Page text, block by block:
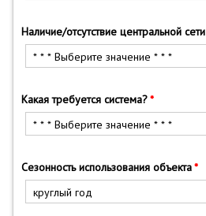
Наличие/отсутствие центральной сети
Какая требуется система?
Сезонность использования объекта